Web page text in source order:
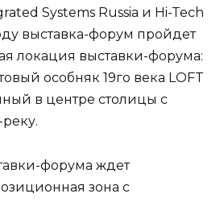
Systems Russia и Hi-Tech
выставка-форум пройдет
локация выставки-форума:
особняк 19го века LOFT
в центре столицы с
форума ждет
зона с